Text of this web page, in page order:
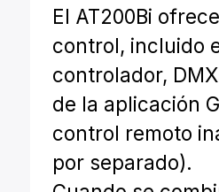
El AT200Bi
control, incluido
controlador,
de la aplicación
control remoto
por separado).